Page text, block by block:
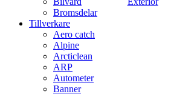
Bromsdelar
Tillverkare
Aero catch
Alpine
Arcticlean
ARP
Autometer
Banner